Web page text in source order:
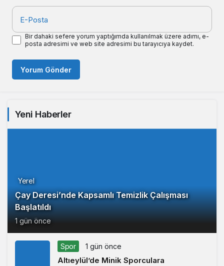
E-Posta
Bir dahaki sefere yorum yaptığımda kullanılmak üzere adımı, e-
posta adresimi ve web site adresimi bu tarayıcıya kaydet.
Yorum Gönder
Yeni Haberler
Yerel
Çay Deresi’nde Kapsamlı Temizlik Çalışması
Başlatıldı
1 gün önce
Spor 1 gün önce
Altıeylül’de Minik Sporculara